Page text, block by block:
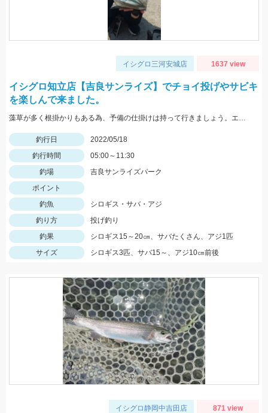
イシグロ三河安城店 1637 view
イシグロ知立店【吉良サンライズ】でチョイ投げやサビキ
を楽しんで来ました。
藻草が多く根掛かりもある為、予備の仕掛けは持って行きましょう。エサは石ゴカイを使用しました。
釣行日
2022/05/18
釣行時間
05:00～11:30
釣場
吉良サンライズパーク
ポイント
釣魚
シロギス・サバ・アジ
釣り方
投げ釣り
釣果
シロギス15～20㎝、サバたくさん、アジ1匹
サイズ
シロギス3匹、サバ15～、アジ10㎝前後
イシグロ静岡中吉田店 871 view